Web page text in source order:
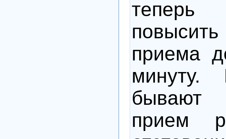
приема
минуту.
прием